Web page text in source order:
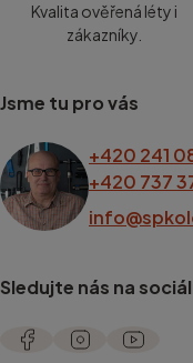
Kvalita ověřená léty i
zákazníky.
Jsme tu pro vás
+420 241
+420 737
Sledujte nás na